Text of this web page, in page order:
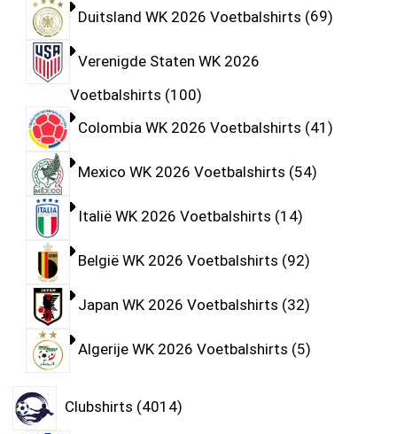
Duitsland WK 2026 Voetbalshirts 69
Verenigde Staten WK 2026
Voetbalshirts 100
Colombia WK 2026 Voetbalshirts 41
Mexico WK 2026 Voetbalshirts 54
Italië WK 2026 Voetbalshirts 14
België WK 2026 Voetbalshirts 92
Japan WK 2026 Voetbalshirts 32
Algerije WK 2026 Voetbalshirts 5
Clubshirts 4014